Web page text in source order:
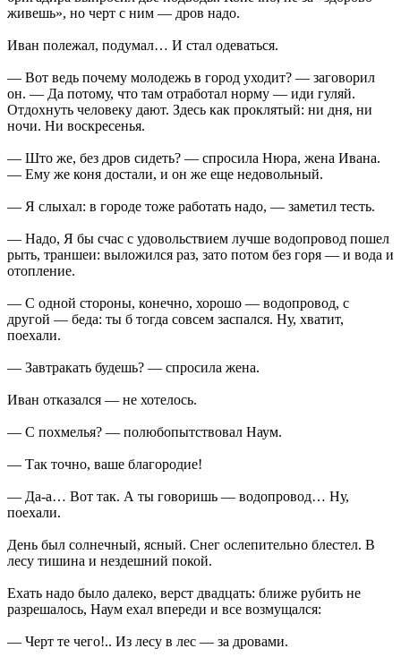
живешь», но черт с ним — дров надо.
Иван полежал, подумал… И стал одеваться.
— Вот ведь почему молодежь в город уходит? — заговорил
он. — Да потому, что там отработал норму — иди гуляй.
Отдохнуть человеку дают. Здесь как проклятый: ни дня, ни
ночи. Ни воскресенья.
— Што же, без дров сидеть? — спросила Нюра, жена Ивана.
— Ему же коня достали, и он же еще недовольный.
— Я слыхал: в городе тоже работать надо, — заметил тесть.
— Надо, Я бы счас с удовольствием лучше водопровод пошел
рыть, траншеи: выложился раз, зато потом без горя — и вода и
отопление.
— С одной стороны, конечно, хорошо — водопровод, с
другой — беда: ты б тогда совсем заспался. Ну, хватит,
поехали.
— Завтракать будешь? — спросила жена.
Иван отказался — не хотелось.
— С похмелья? — полюбопытствовал Наум.
— Так точно, ваше благородие!
— Да-а… Вот так. А ты говоришь — водопровод… Ну,
поехали.
День был солнечный, ясный. Снег ослепительно блестел. В
лесу тишина и нездешний покой.
Ехать надо было далеко, верст двадцать: ближе рубить не
разрешалось, Наум ехал впереди и все возмущался:
— Черт те чего!.. Из лесу в лес — за дровами.